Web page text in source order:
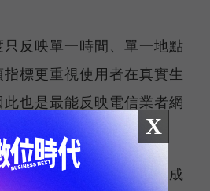
反映單一時間、單一地點
標更重視使用者在真實生
也是最能反映電信業者網
項。
的是使用者是否能順利完成
X